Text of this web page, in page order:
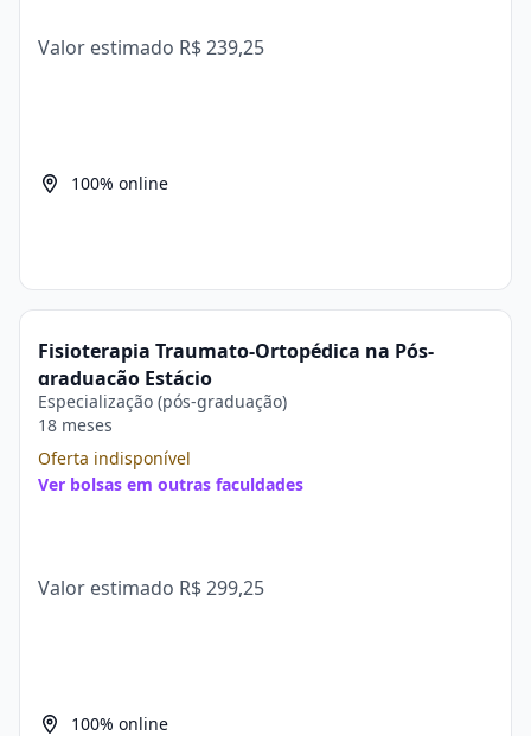
Valor estimado R$ 239,25
100% online
Fisioterapia Traumato-Ortopédica na Pós-
graduação Estácio
Especialização (pós-graduação)
18 meses
Oferta indisponível
Ver bolsas em outras faculdades
Valor estimado R$ 299,25
100% online